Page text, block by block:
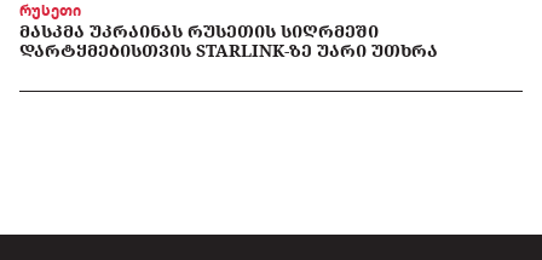
რუსეთი
ᲛᲐᲡᲙᲛᲐ ᲣᲙᲠᲐᲘᲜᲐᲡ ᲠᲣᲡᲔᲗᲘᲡ ᲡᲘᲦᲠᲛᲔᲨᲘ
ᲓᲐᲠᲢᲧᲛᲔᲑᲘᲡᲗᲕᲘᲡ STARLINK-ᲖᲔ ᲣᲐᲠᲘ ᲣᲗᲮᲠᲐ